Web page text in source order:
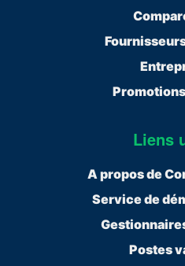
Liens
A propos de
Service de
Postes